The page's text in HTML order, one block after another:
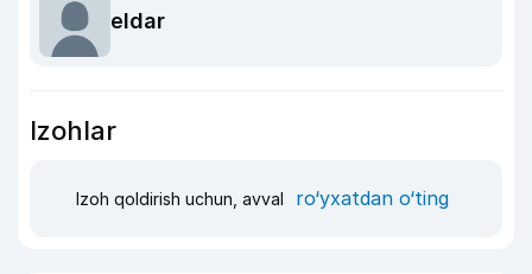
eldar
Izohlar
Izoh qoldirish uchun, avval ro‘yxatdan o‘ting